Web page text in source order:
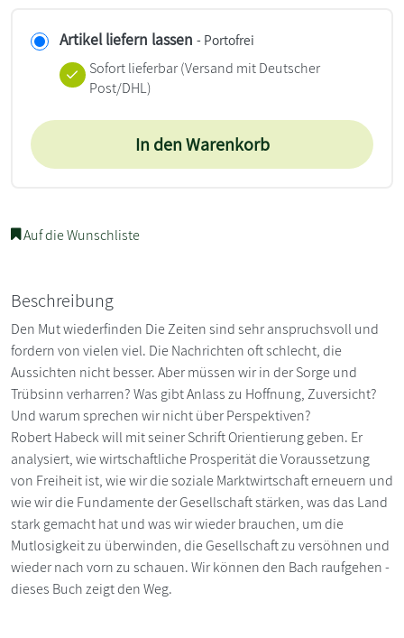
Artikel liefern lassen - Portofrei
Sofort lieferbar(Versand mit Deutscher
Post/DHL)
In den Warenkorb
Auf die Wunschliste
Beschreibung
Den Mut wiederfinden Die Zeiten sind sehr anspruchsvoll und
fordern von vielen viel. Die Nachrichten oft schlecht, die
Aussichten nicht besser. Aber müssen wir in der Sorge und
Trübsinn verharren? Was gibt Anlass zu Hoffnung, Zuversicht?
Und warum sprechen wir nicht über Perspektiven?
Robert Habeck will mit seiner Schrift Orientierung geben. Er
analysiert, wie wirtschaftliche Prosperität die Voraussetzung
von Freiheit ist, wie wir die soziale Marktwirtschaft erneuern und
wie wir die Fundamente der Gesellschaft stärken, was das Land
stark gemacht hat und was wir wieder brauchen, um die
Mutlosigkeit zu überwinden, die Gesellschaft zu versöhnen und
wieder nach vorn zu schauen. Wir können den Bach raufgehen -
dieses Buch zeigt den Weg.